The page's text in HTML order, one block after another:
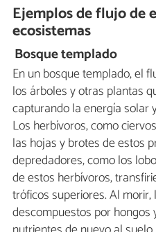
Ejemplos de flujo de
ecosistemas
Bosque templado
En un bosque templado, el
los árboles y otras plantas
capturando la energía solar
Los herbívoros, como
las hojas y brotes de estos
depredadores, como los
de estos herbívoros,
tróficos superiores. Al
descompuestos por hongos